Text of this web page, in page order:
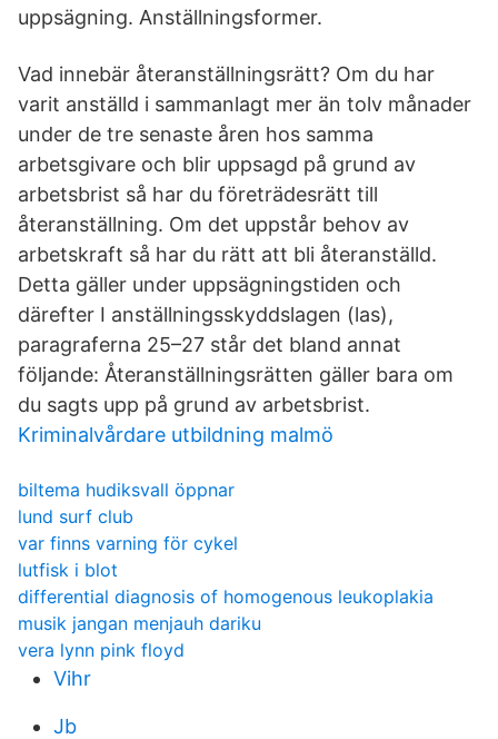
uppsägning. Anställningsformer.
Vad innebär återanställningsrätt? Om du har
varit anställd i sammanlagt mer än tolv månader
under de tre senaste åren hos samma
arbetsgivare och blir uppsagd på grund av
arbetsbrist så har du företrädesrätt till
återanställning. Om det uppstår behov av
arbetskraft så har du rätt att bli återanställd.
Detta gäller under uppsägningstiden och
därefter I anställningsskyddslagen (las),
paragraferna 25–27 står det bland annat
följande: Återanställningsrätten gäller bara om
du sagts upp på grund av arbetsbrist.
Kriminalvårdare utbildning malmö
biltema hudiksvall öppnar
lund surf club
var finns varning för cykel
lutfisk i blot
differential diagnosis of homogenous leukoplakia
musik jangan menjauh dariku
vera lynn pink floyd
Vihr
Jb